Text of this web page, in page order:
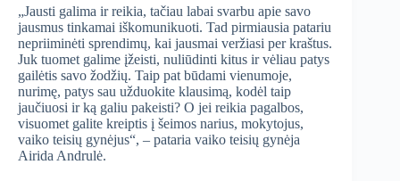
„Jausti galima ir reikia, tačiau labai svarbu apie savo
jausmus tinkamai iškomunikuoti. Tad pirmiausia patariu
nepriiminėti sprendimų, kai jausmai veržiasi per kraštus.
Juk tuomet galime įžeisti, nuliūdinti kitus ir vėliau patys
gailėtis savo žodžių. Taip pat būdami vienumoje,
nurimę, patys sau užduokite klausimą, kodėl taip
jaučiuosi ir ką galiu pakeisti? O jei reikia pagalbos,
visuomet galite kreiptis į šeimos narius, mokytojus,
vaiko teisių gynėjus“, – pataria vaiko teisių gynėja
Airida Andrulė.